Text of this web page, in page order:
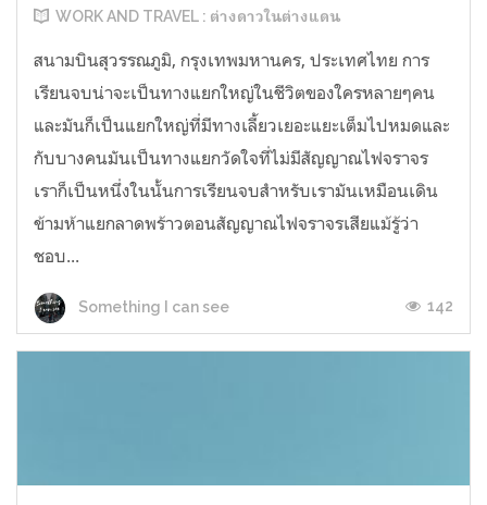
WORK AND TRAVEL : ต่างดาวในต่างแดน
สนามบินสุวรรณภูมิ, กรุงเทพมหานคร, ประเทศไทย การ
เรียนจบน่าจะเป็นทางแยกใหญ่ในชีวิตของใครหลายๆคน
และมันก็เป็นแยกใหญ่ที่มีทางเลี้ยวเยอะแยะเต็มไปหมดและ
กับบางคนมันเป็นทางแยกวัดใจที่ไม่มีสัญญาณไฟจราจร
เราก็เป็นหนึ่งในนั้นการเรียนจบสำหรับเรามันเหมือนเดิน
ข้ามห้าแยกลาดพร้าวตอนสัญญาณไฟจราจรเสียแม้รู้ว่า
ชอบ...
Something I can see 142